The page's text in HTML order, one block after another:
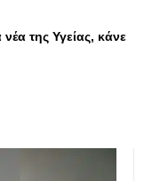
της Υγείας, κάνε